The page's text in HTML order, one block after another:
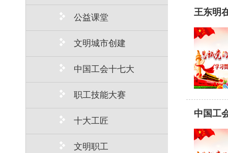
公益课堂
文明城市创建
中国工会十七大
职工技能大赛
十大工匠
文明职工
王东明
中国工